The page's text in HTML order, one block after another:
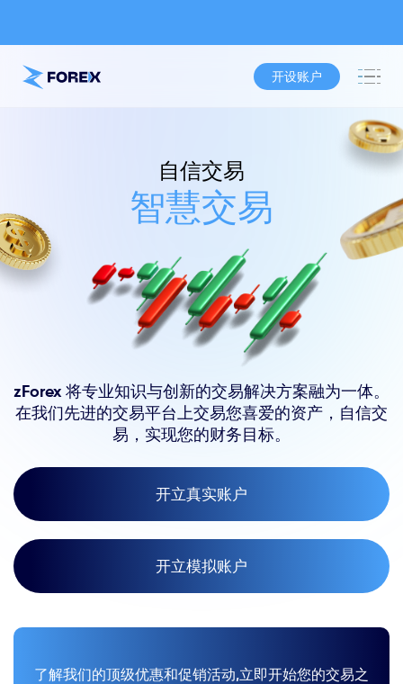
开设账户
自信交易
智慧交易
zForex 将专业知识与创新的交易解决方案融为一体。
在我们先进的交易平台上交易您喜爱的资产，自信交
易，实现您的财务目标。
开立真实账户
开立模拟账户
了解我们的顶级优惠和促销活动,立即开始您的交易之